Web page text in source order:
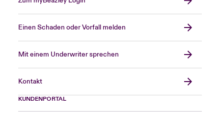
Beazley Management Limited
Beazley Solutions Limited
Beazley Staff Underwriting Limited
Beazley Underwriting Limited
Beazley Underwriting Services Limited
Einen Schaden oder Vorfall melden
Mit einem Underwriter sprechen
Kontakt
KUNDENPORTAL